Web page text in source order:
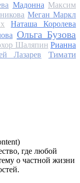
Мадонна Максим
Меган Маркл
Наташа Королева
Ольга Бузова
Шаляпин Рианна
Лазарев
Тимати
где любой
о частной жизни